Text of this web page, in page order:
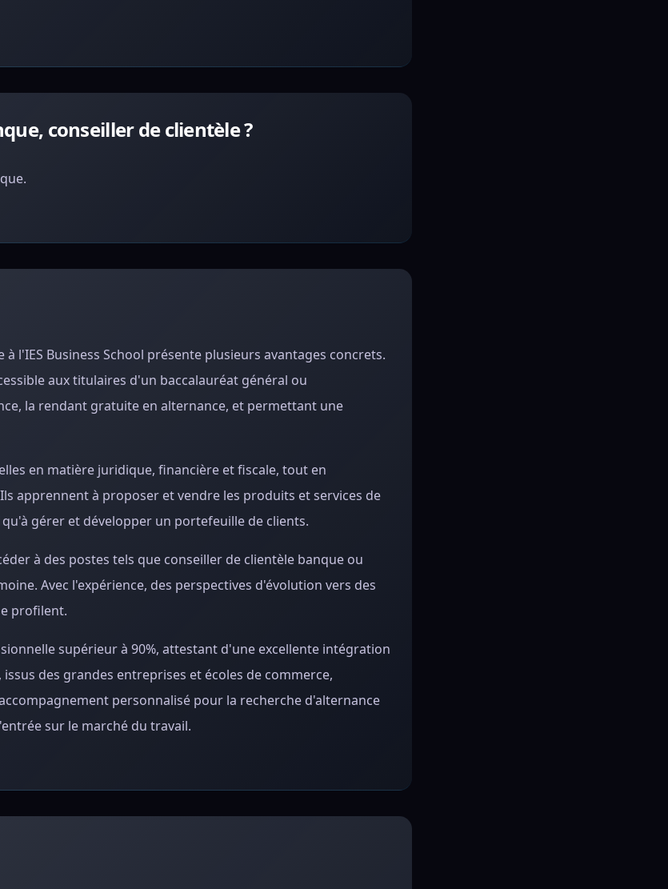
conseiller de clientèle ?
l'IES Business School présente plusieurs avantages concrets.
aux titulaires d'un baccalauréat général ou
la rendant gratuite en alternance, et permettant une
en matière juridique, financière et fiscale, tout en
apprennent à proposer et vendre les produits et services de
gérer et développer un portefeuille de clients.
à des postes tels que conseiller de clientèle banque ou
Avec l'expérience, des perspectives d'évolution vers des
profilent.
supérieur à 90%, attestant d'une excellente intégration
des grandes entreprises et écoles de commerce,
personnalisé pour la recherche d'alternance
sur le marché du travail.